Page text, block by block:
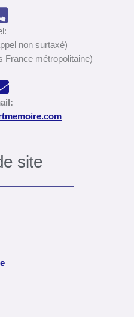
non surtaxé)
France métropolitaine)
site